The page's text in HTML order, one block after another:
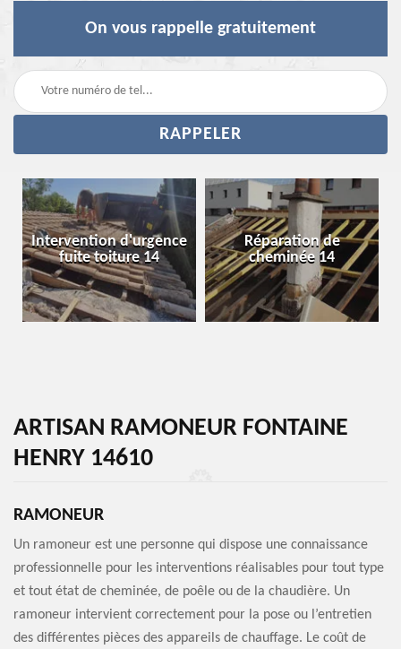
On vous rappelle gratuitement
Intervention d'urgence
fuite toiture 14
Réparation de
cheminée 14
ARTISAN RAMONEUR FONTAINE
HENRY 14610
RAMONEUR
Un ramoneur est une personne qui dispose une connaissance
professionnelle pour les interventions réalisables pour tout type
et tout état de cheminée, de poêle ou de la chaudière. Un
ramoneur intervient correctement pour la pose ou l’entretien
des différentes pièces des appareils de chauffage. Le coût de